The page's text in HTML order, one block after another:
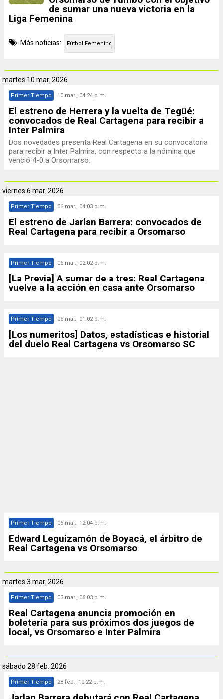
de sumar una nueva victoria en la
Liga Femenina
Más noticias: Fútbol Femenino
martes 10 mar. 2026
Primer Tiempo 10 mar., 04:24 p.m.
El estreno de Herrera y la vuelta de Tegüé:
convocados de Real Cartagena para recibir a
Inter Palmira
Dos novedades presenta Real Cartagena en su convocatoria
para recibir a Inter Palmira, con respecto a la nómina que
venció 4-0 a Orsomarso.
viernes 6 mar. 2026
Primer Tiempo 06 mar., 04:03 p.m.
El estreno de Jarlan Barrera: convocados de
Real Cartagena para recibir a Orsomarso
Primer Tiempo 06 mar., 02:02 p.m.
[La Previa] A sumar de a tres: Real Cartagena
vuelve a la acción en casa ante Orsomarso
Primer Tiempo 06 mar., 01:02 p.m.
[Los numeritos] Datos, estadísticas e historial
del duelo Real Cartagena vs Orsomarso SC
Primer Tiempo 06 mar., 12:04 p.m.
Edward Leguizamón de Boyacá, el árbitro de
Real Cartagena vs Orsomarso
martes 3 mar. 2026
Primer Tiempo 03 mar., 06:03 p.m.
Real Cartagena anuncia promoción en
boletería para sus próximos dos juegos de
local, vs Orsomarso e Inter Palmira
sábado 28 feb. 2026
Primer Tiempo 28 feb., 10:22 p.m.